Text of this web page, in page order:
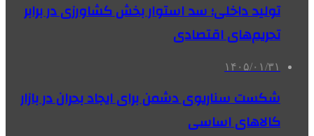
تولید داخلی؛ سد استوار بخش کشاورزی در برابر
تحریم‌های اقتصادی
۱۴۰۵/۰۱/۳۱
شکست سناریوی دشمن برای ایجاد بحران در بازار
کالاهای اساسی